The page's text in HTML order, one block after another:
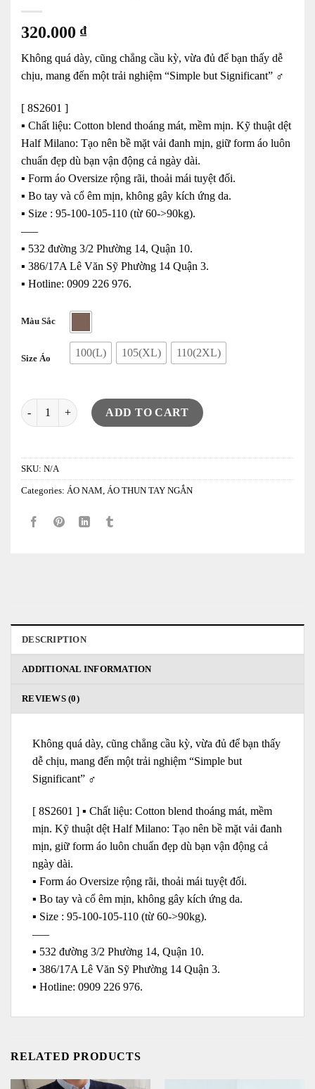
320.000 ₫
Không quá dày, cũng chẳng cầu kỳ, vừa đủ để bạn thấy dễ
chịu, mang đến một trải nghiệm “Simple but Significant” ‍♂️
[ 8S2601 ]
▪️ Chất liệu: Cotton blend thoáng mát, mềm mịn. Kỹ thuật dệt
Half Milano: Tạo nên bề mặt vải đanh mịn, giữ form áo luôn
chuẩn đẹp dù bạn vận động cả ngày dài.
▪️ Form áo Oversize rộng rãi, thoải mái tuyệt đối.
▪️ Bo tay và cổ êm mịn, không gây kích ứng da.
▪️ Size : 95-100-105-110 (từ 60->90kg).
—–
▪️ 532 đường 3/2 Phường 14, Quận 10.
▪️ 386/17A Lê Văn Sỹ Phường 14 Quận 3.
▪️ Hotline: ‭0909 226 976.
Màu Sắc
Size Áo 100(L) 105(XL) 110(2XL)
Áo Len Ngắn Tay 8s Milano Round Neck ( Oversize ) LY25 quantity
ADD TO CART
SKU: N/A
Categories: ÁO NAM, ÁO THUN TAY NGẮN
DESCRIPTION
ADDITIONAL INFORMATION
REVIEWS (0)
Không quá dày, cũng chẳng cầu kỳ, vừa đủ để bạn thấy
dễ chịu, mang đến một trải nghiệm “Simple but
Significant” ‍♂️
[ 8S2601 ] ▪️ Chất liệu: Cotton blend thoáng mát, mềm
mịn. Kỹ thuật dệt Half Milano: Tạo nên bề mặt vải đanh
mịn, giữ form áo luôn chuẩn đẹp dù bạn vận động cả
ngày dài.
▪️ Form áo Oversize rộng rãi, thoải mái tuyệt đối.
▪️ Bo tay và cổ êm mịn, không gây kích ứng da.
▪️ Size : 95-100-105-110 (từ 60->90kg).
—–
▪️ 532 đường 3/2 Phường 14, Quận 10.
▪️ 386/17A Lê Văn Sỹ Phường 14 Quận 3.
▪️ Hotline: ‭0909 226 976.
RELATED PRODUCTS